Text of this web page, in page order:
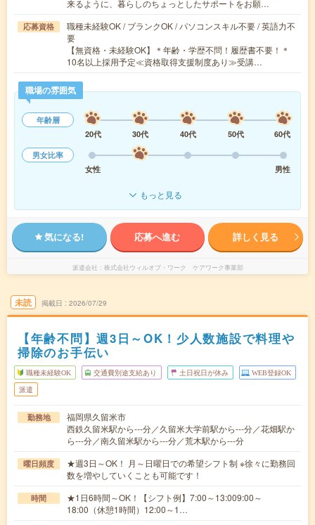
来るように、暮らしのちょっとしたサポートをお願…
応募資格
職種未経験OK / ブランクOK / パソコンスキル不要 / 英語力不
要
【無資格・未経験OK】＊年齢・学歴不問！履歴書不要！＊
10名以上採用予定≪資格取得支援制度あり≫受講…
職場の雰囲気
年齢層
20代
30代 40代 50代
60代
男女比率
女性
男性
もっと見る
気になる! 応募へ進む 詳しく見る
派遣会社 株式会社ウィルオブ・ワーク ケアワーク事業部
未読 掲載日 2026/07/29
【年齢不問】週3日～OK！少人数施設で料理や
掃除のお手伝い
職種未経験OK 交通費別途支給あり 土日祝日が休み WEB登録OK
派遣
勤務地
福岡県久留米市
西鉄久留米駅から---分／久留米大学前駅から---分／花畑駅か
ら---分／南久留米駅から---分／荒木駅から---分
曜日頻度
★週3日～OK！ 月～日曜日での希望シフト制 ※徐々に勤務回
数を増やしていくことも可能です！
時間
★1日6時間～OK！【シフト例】7:00～13:009:00～
18:00（休憩1時間）12:00～1…